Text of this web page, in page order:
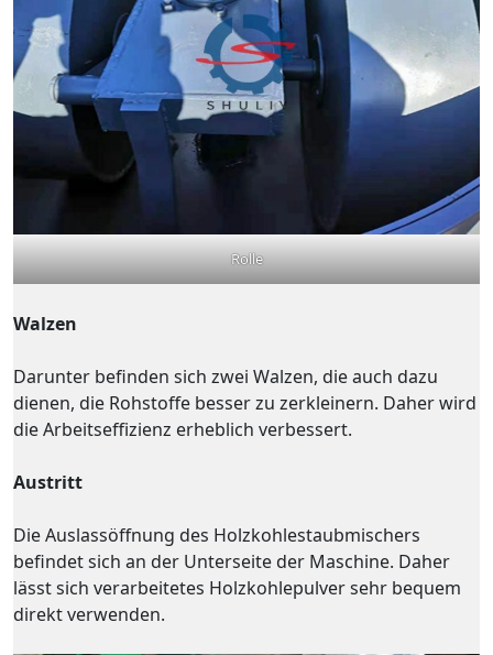
Rolle
Walzen
Darunter befinden sich zwei Walzen, die auch dazu
dienen, die Rohstoffe besser zu zerkleinern. Daher wird
die Arbeitseffizienz erheblich verbessert.
Austritt
Die Auslassöffnung des Holzkohlestaubmischers
befindet sich an der Unterseite der Maschine. Daher
lässt sich verarbeitetes Holzkohlepulver sehr bequem
direkt verwenden.